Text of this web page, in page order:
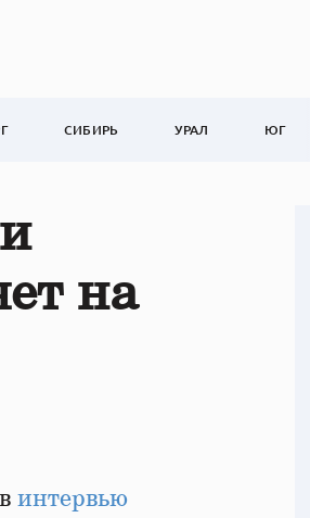
СИБИРЬ УРАЛ ЮГ
на
интервью